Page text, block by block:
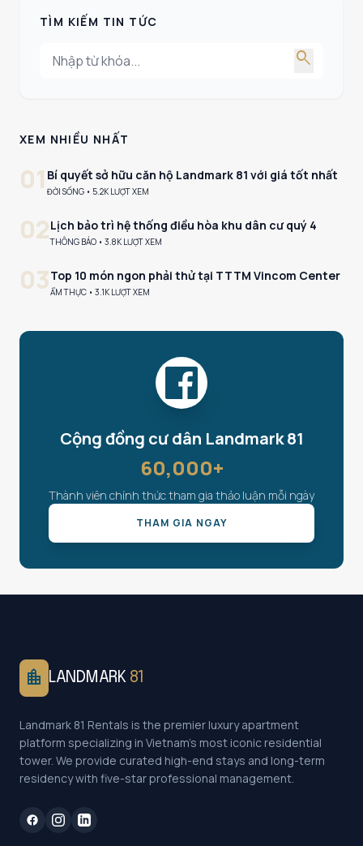
TÌM KIẾM TIN TỨC
search
XEM NHIỀU NHẤT
01 Bí quyết sở hữu căn hộ Landmark 81 với giá tốt nhất
ĐỜI SỐNG • 5.2K LƯỢT XEM
02Lịch bảo trì hệ thống điều hòa khu dân cư quý 4
THÔNG BÁO • 3.8K LƯỢT XEM
03Top 10 món ngon phải thử tại TTTM Vincom Center
ẨM THỰC • 3.1K LƯỢT XEM
Cộng đồng cư dân Landmark 81
60,000+
Thành viên chính thức tham gia thảo luận mỗi ngày
THAM GIA NGAY
location_city LANDMARK 81
Landmark 81 Rentals is the premier luxury apartment
platform specializing in Vietnam's most iconic residential
tower. We provide curated high-end stays and long-term
residency with five-star professional management.